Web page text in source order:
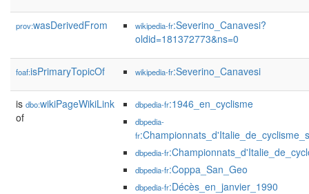
prov:wasDerivedFrom wikipedia-fr:Severino_Canavesi?
oldid=181372773&ns=0
foaf:isPrimaryTopicOf wikipedia-fr:Severino_Canavesi
is dbo:wikiPageWikiLink
of
dbpedia-fr:1946_en_cyclisme
dbpedia-
fr
dbpedia-fr
dbpedia-fr:Coppa_San_Geo
dbpedia-fr:Décès_en_janvier_1990